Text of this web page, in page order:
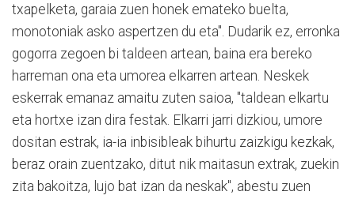
txapelketa, garaia zuen honek emateko buelta,
monotoniak asko aspertzen du eta". Dudarik ez, erronka
gogorra zegoen bi taldeen artean, baina era bereko
harreman ona eta umorea elkarren artean. Neskek
eskerrak emanaz amaitu zuten saioa, "taldean elkartu
eta hortxe izan dira festak. Elkarri jarri dizkiou, umore
dositan estrak, ia-ia inbisibleak bihurtu zaizkigu kezkak,
beraz orain zuentzako, ditut nik maitasun extrak, zuekin
zita bakoitza, lujo bat izan da neskak", abestu zuen